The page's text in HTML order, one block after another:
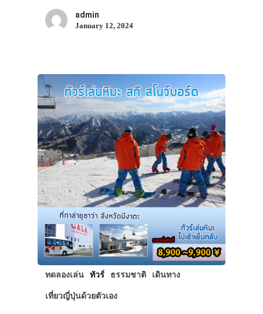
admin
January 12, 2024
ทดลองเล่น ทัวร์ ธรรมชาติ เดินทาง
เที่ยวญี่ปุ่นด้วยตัวเอง
ทัวร์
ที่พัก
สาระน่ารู้
VIDEO
ภาพประทับใจ